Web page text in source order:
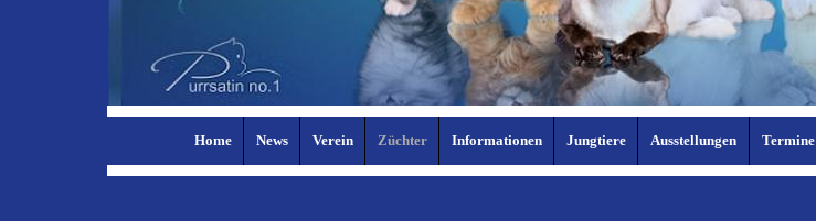
Home News Verein Züchter Informationen Jungtiere Ausstellungen Termine